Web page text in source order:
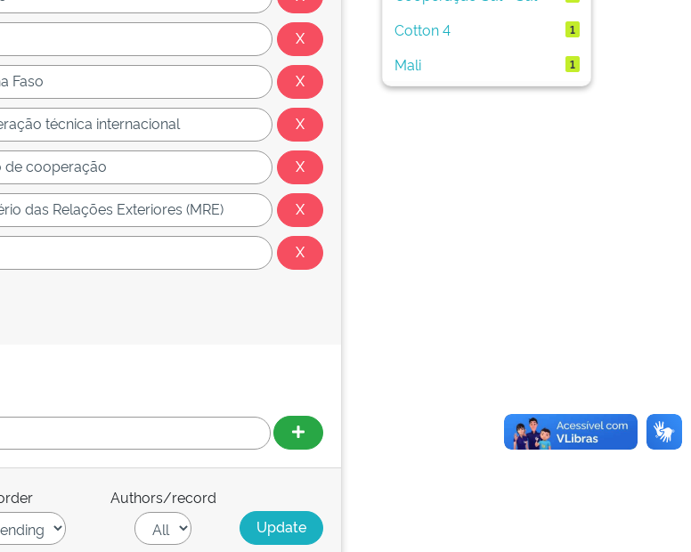
Authors/record
Cotton 4 1
Mali 1